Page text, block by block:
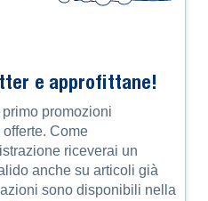
e approfittane!
promozioni
Come
riceverai un
anche su articoli già
sono disponibili nella